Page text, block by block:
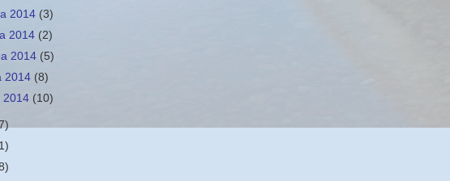
2014 (3)
2014 (2)
2014 (5)
2014 (8)
2014 (10)